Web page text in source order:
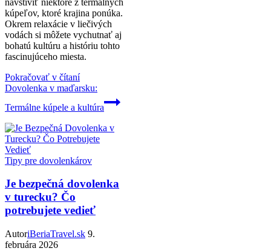
kúpeľov, ktoré krajina ponúka.
Okrem relaxácie v liečivých
vodách si môžete vychutnať aj
bohatú kultúru a históriu tohto
fascinujúceho miesta.
Pokračovať v čítaní
Dovolenka v maďarsku:
Termálne kúpele a kultúra
Tipy pre dovolenkárov
Je bezpečná dovolenka
v turecku? Čo
potrebujete vedieť
AutoriBeriaTravel.sk 9.
februára 2026